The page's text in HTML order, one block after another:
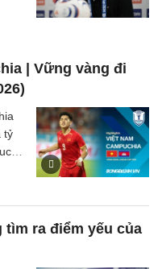
| Vững vàng đi
tỷ
tìm ra điểm yếu của